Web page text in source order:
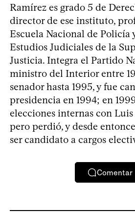
Ramírez es grado 5 de
director de ese instituto,
Escuela Nacional de Policía
Estudios Judiciales de la
Justicia. Integra el Partido
ministro del Interior entre
senador hasta 1995, y fue
presidencia en 1994; en
elecciones internas con
pero perdió, y desde
ser candidato a cargos
Comentar